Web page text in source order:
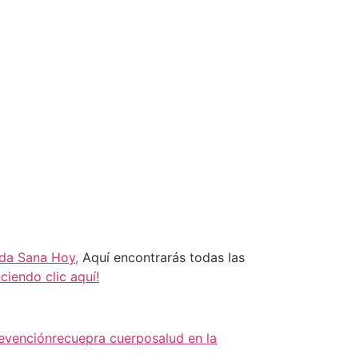
Sana Hoy, Aquí encontrarás todas las
clic aquí!
recuepra cuerposalud en la